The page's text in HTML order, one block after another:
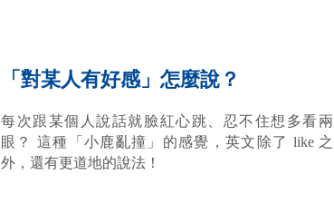
「對某人有好感」怎麼說？
每次跟某個人說話就臉紅心跳、忍不住想多看兩
眼？ 這種「小鹿亂撞」的感覺，英文除了 like 之
外，還有更道地的說法！